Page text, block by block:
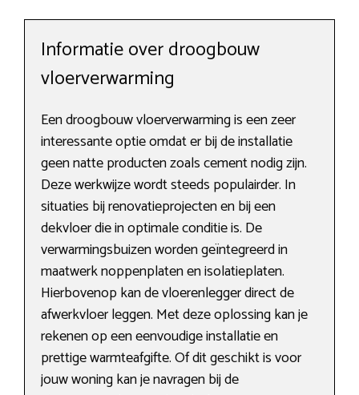
Informatie over droogbouw
vloerverwarming
Een droogbouw vloerverwarming is een zeer
interessante optie omdat er bij de installatie
geen natte producten zoals cement nodig zijn.
Deze werkwijze wordt steeds populairder. In
situaties bij renovatieprojecten en bij een
dekvloer die in optimale conditie is. De
verwarmingsbuizen worden geïntegreerd in
maatwerk noppenplaten en isolatieplaten.
Hierbovenop kan de vloerenlegger direct de
afwerkvloer leggen. Met deze oplossing kan je
rekenen op een eenvoudige installatie en
prettige warmteafgifte. Of dit geschikt is voor
jouw woning kan je navragen bij de